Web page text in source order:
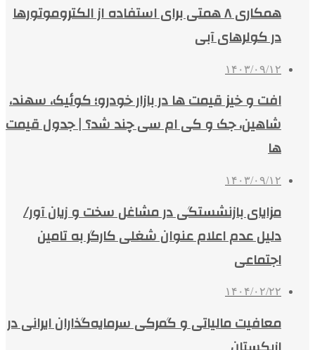
همکاری ۸ همتی برای استفاده از الکتروموتورها
در کولرهای آبی
۱۴۰۳/۰۹/۱۲
افت و خیز قیمت ها در بازار خودرو؛ کوئیک، سهند،
شاهین، جک و کی ام سی چند شد؟ | جدول قیمت
ها
۱۴۰۳/۰۹/۱۲
مزایای بازنشستگی در مشاغل سخت و زیان آور/
دلیل عدم اعلام عنوان شغلی کارگر به تامین
اجتماعی
۱۴۰۴/۰۲/۲۲
معافیت مالیاتی و گمرکی سرمایه‌گذاران ایرانی در